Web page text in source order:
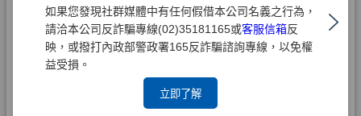
如果您發現社群媒體中有任何假借本公司名義之行為，
請洽本公司反詐騙專線(02)35181165或客服信箱反
映，或撥打內政部警政署165反詐騙諮詢專線，以免權
益受損。
立即了解